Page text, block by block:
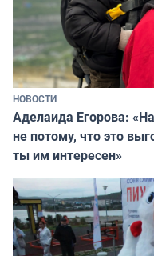
НОВОСТИ
Аделаида Егорова:
не потому, что это
ты им интересен»